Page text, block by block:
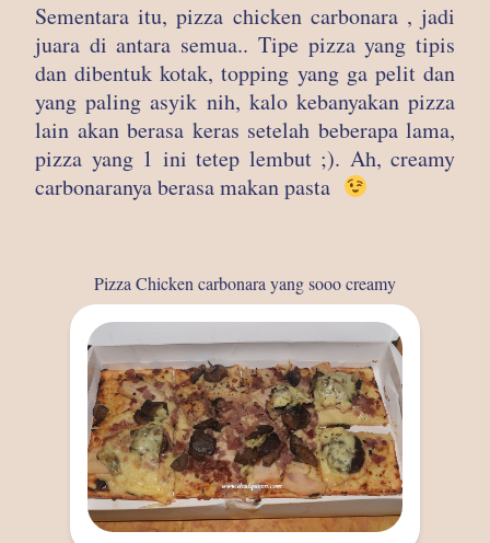
Sementara itu, pizza chicken carbonara , jadi
juara di antara semua.. Tipe pizza yang tipis
dan dibentuk kotak, topping yang ga pelit dan
yang paling asyik nih, kalo kebanyakan pizza
lain akan berasa keras setelah beberapa lama,
pizza yang 1 ini tetep lembut ;). Ah, creamy
carbonaranya berasa makan pasta
Pizza Chicken carbonara yang sooo creamy